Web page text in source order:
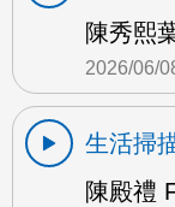
陳秀熙
2026/06/
生活掃
陳殿禮